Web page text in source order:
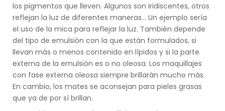
los pigmentos que lleven. Algunos son iridiscentes, otros
reflejan la luz de diferentes maneras... Un ejemplo sería
el uso de la mica para reflejar la luz. También depende
del tipo de emulsión con la que están formulados, si
llevan más o menos contenido en lípidos y si la parte
externa de la emulsión es o no oleosa. Los maquillajes
con fase externa oleosa siempre brillarán mucho más.
En cambio, los mates se aconsejan para pieles grasas
que ya de por sí brillan.